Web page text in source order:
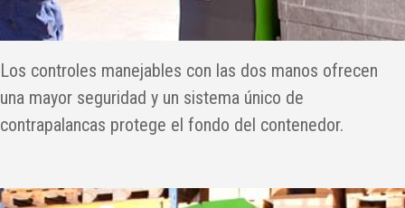
Los controles manejables con las dos manos ofrecen
una mayor seguridad y un sistema único de
contrapalancas protege el fondo del contenedor.